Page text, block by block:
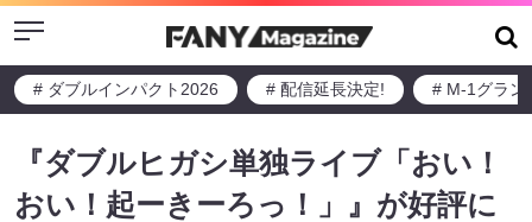
Menu
# ダブルインパクト2026 # 配信延長決定! # M-1グラン
『ダブルヒガシ単独ライブ「おい！
おい！起ーきーろっ！」』が好評に